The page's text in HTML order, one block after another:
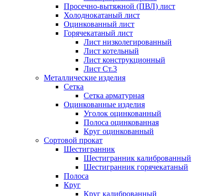
Просечно-вытяжной (ПВЛ) лист
Холоднокатаный лист
Оцинкованный лист
Горячекатаный лист
Лист низколегированный
Лист котельный
Лист конструкционный
Лист Ст.3
Металлические изделия
Сетка
Сетка арматурная
Оцинкованные изделия
Уголок оцинкованный
Полоса оцинкованная
Круг оцинкованный
Сортовой прокат
Шестигранник
Шестигранник калиброванный
Шестигранник горячекатаный
Полоса
Круг
Круг калиброванный